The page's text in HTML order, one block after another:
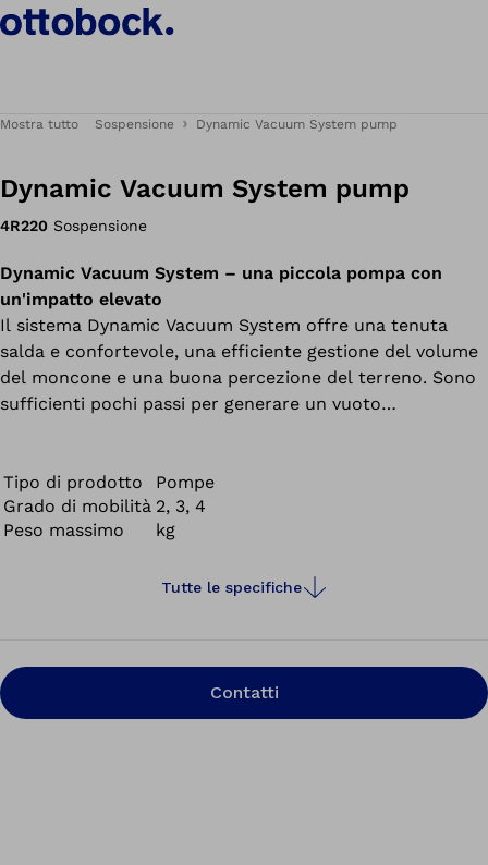
Mostra tutto Sospensione Dynamic Vacuum System pump
Dynamic Vacuum System pump
4R220 Sospensione
Dynamic Vacuum System – una piccola pompa con
un'impatto elevato
Il sistema Dynamic Vacuum System offre una tenuta
salda e confortevole, una efficiente gestione del volume
del moncone e una buona percezione del terreno. Sono
sufficienti pochi passi per generare un vuoto
Tipo di prodotto
Pompe
Grado di mobilità 2, 3, 4
Peso massimo
kg
Tutte le specifiche
Contatti